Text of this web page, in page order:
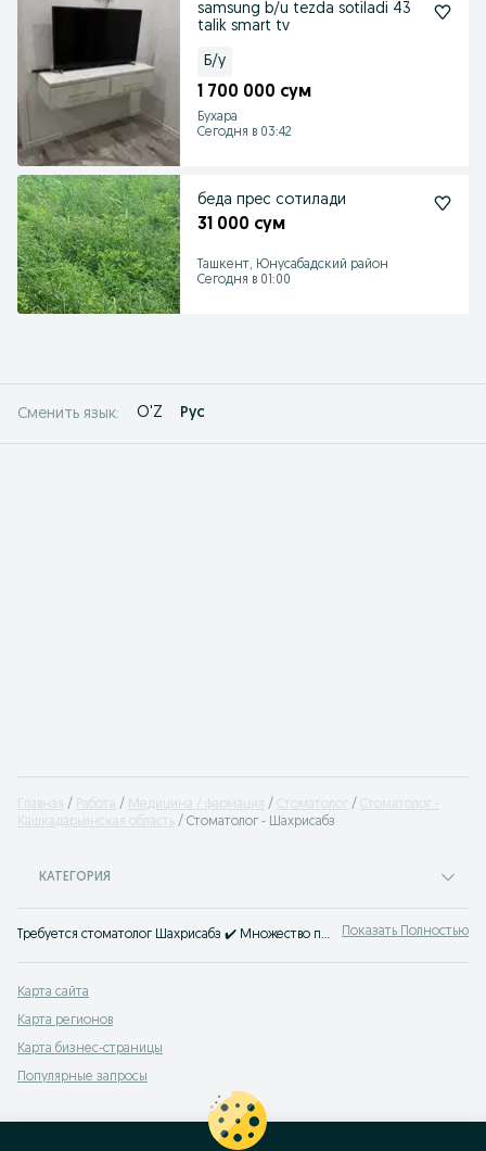
samsung b/u tezda sotiladi 43
talik smart tv
Б/у
1 700 000 сум
Бухара
Сегодня в 03:42
беда прес сотилади
31 000 сум
Ташкент, Юнусабадский район
Сегодня в 01:00
Сменить язык: O'Z Рус
Главная Работа Медицина / фармация Стоматолог
Стоматолог -
Кашкадарьинская область
Стоматолог - Шахрисабз
КАТЕГОРИЯ
Требуется стоматолог Шахрисабз ✔️ Множество предложений для дантистов ✔️ Для специалистов и начинающих ⭐ Лучшие работодатели ⮞⮞ OLX.uz! Показать Полностью
Карта сайта
Карта регионов
Карта бизнес-страницы
Популярные запросы